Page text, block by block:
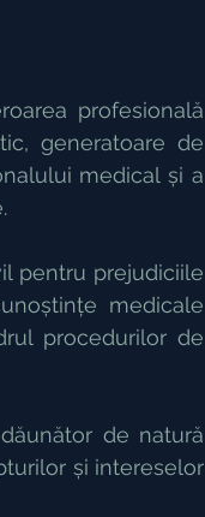
profesională
generatoare de
medical și a
pentru prejudiciile
medicale
procedurilor de
de natură
și intereselor